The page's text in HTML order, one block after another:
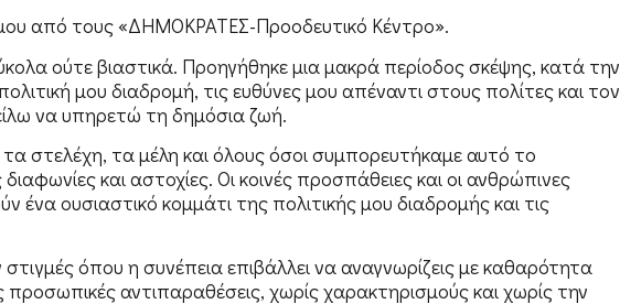
από τους «ΔΗΜΟΚΡΑΤΕΣ-Προοδευτικό Κέντρο».
ούτε βιαστικά. Προηγήθηκε μια μακρά περίοδος σκέψης, κατά την
μου διαδρομή, τις ευθύνες μου απέναντι στους πολίτες και τον
να υπηρετώ τη δημόσια ζωή.
στελέχη, τα μέλη και όλους όσοι συμπορευτήκαμε αυτό το
και αστοχίες. Οι κοινές προσπάθειες και οι ανθρώπινες
ουσιαστικό κομμάτι της πολιτικής μου διαδρομής και τις
όπου η συνέπεια επιβάλλει να αναγνωρίζεις με καθαρότητα
αντιπαραθέσεις, χωρίς χαρακτηρισμούς και χωρίς την